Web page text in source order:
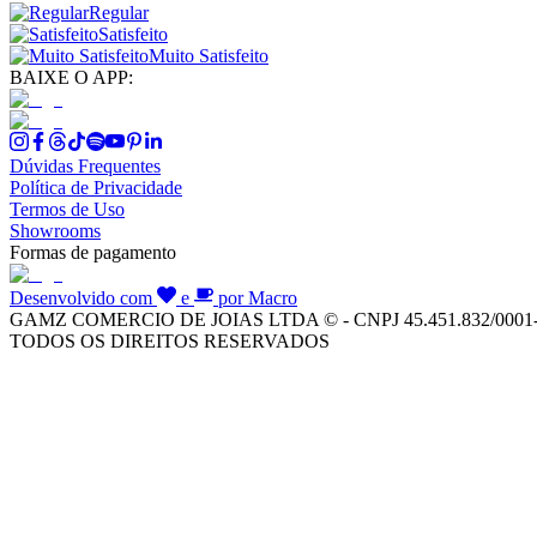
Regular
Satisfeito
Muito Satisfeito
BAIXE O APP:
Dúvidas Frequentes
Política de Privacidade
Termos de Uso
Showrooms
Formas de pagamento
Desenvolvido com e
por Macro
GAMZ COMERCIO DE JOIAS LTDA © - CNPJ 45.451.832/
TODOS OS DIREITOS RESERVADOS